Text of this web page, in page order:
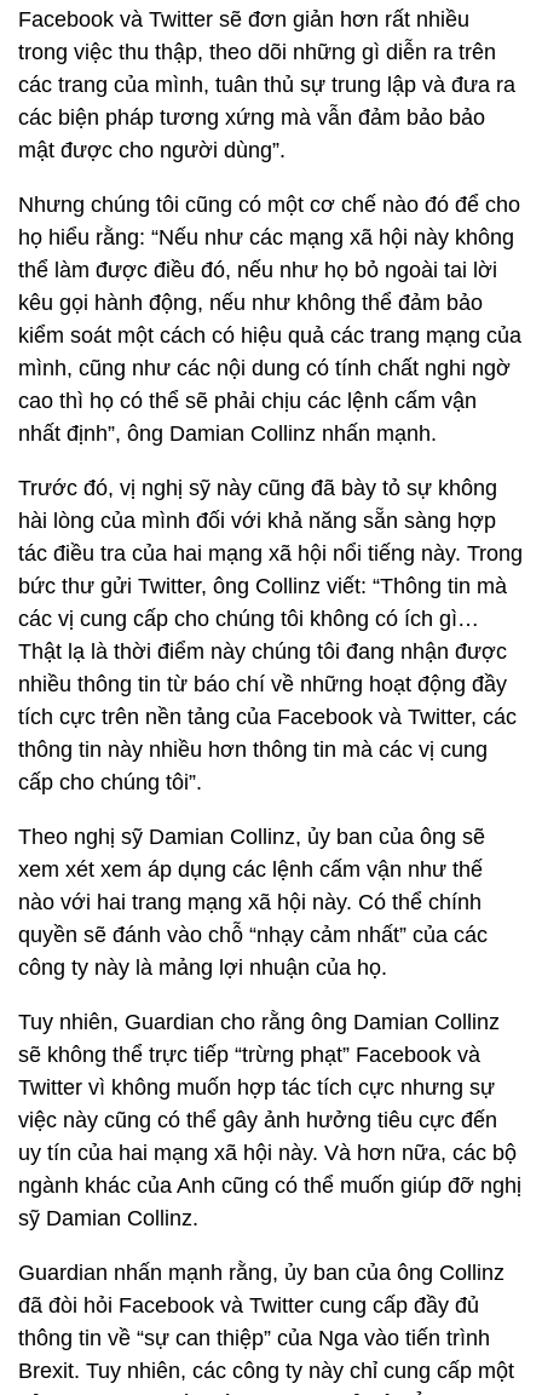
Facebook và Twitter sẽ đơn giản hơn rất nhiều
trong việc thu thập, theo dõi những gì diễn ra trên
các trang của mình, tuân thủ sự trung lập và đưa ra
các biện pháp tương xứng mà vẫn đảm bảo bảo
mật được cho người dùng”.
Nhưng chúng tôi cũng có một cơ chế nào đó để cho
họ hiểu rằng: “Nếu như các mạng xã hội này không
thể làm được điều đó, nếu như họ bỏ ngoài tai lời
kêu gọi hành động, nếu như không thể đảm bảo
kiểm soát một cách có hiệu quả các trang mạng của
mình, cũng như các nội dung có tính chất nghi ngờ
cao thì họ có thể sẽ phải chịu các lệnh cấm vận
nhất định”, ông Damian Collinz nhấn mạnh.
Trước đó, vị nghị sỹ này cũng đã bày tỏ sự không
hài lòng của mình đối với khả năng sẵn sàng hợp
tác điều tra của hai mạng xã hội nổi tiếng này. Trong
bức thư gửi Twitter, ông Collinz viết: “Thông tin mà
các vị cung cấp cho chúng tôi không có ích gì…
Thật lạ là thời điểm này chúng tôi đang nhận được
nhiều thông tin từ báo chí về những hoạt động đầy
tích cực trên nền tảng của Facebook và Twitter, các
thông tin này nhiều hơn thông tin mà các vị cung
cấp cho chúng tôi”.
Theo nghị sỹ Damian Collinz, ủy ban của ông sẽ
xem xét xem áp dụng các lệnh cấm vận như thế
nào với hai trang mạng xã hội này. Có thể chính
quyền sẽ đánh vào chỗ “nhạy cảm nhất” của các
công ty này là mảng lợi nhuận của họ.
Tuy nhiên, Guardian cho rằng ông Damian Collinz
sẽ không thể trực tiếp “trừng phạt” Facebook và
Twitter vì không muốn hợp tác tích cực nhưng sự
việc này cũng có thể gây ảnh hưởng tiêu cực đến
uy tín của hai mạng xã hội này. Và hơn nữa, các bộ
ngành khác của Anh cũng có thể muốn giúp đỡ nghị
sỹ Damian Collinz.
Guardian nhấn mạnh rằng, ủy ban của ông Collinz
đã đòi hỏi Facebook và Twitter cung cấp đầy đủ
thông tin về “sự can thiệp” của Nga vào tiến trình
Brexit. Tuy nhiên, các công ty này chỉ cung cấp một